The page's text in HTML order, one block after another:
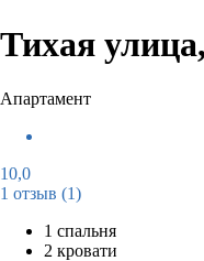
Тихая
Апартамент
10,0
1 отзыв (1)
1 спальня
2 кровати